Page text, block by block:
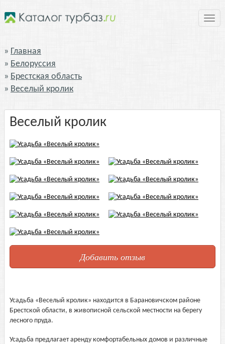
Главная
Белоруссия
Брестская область
Веселый кролик
Веселый кролик
Добавить отзыв
Усадьба «Веселый кролик» находится в Барановичском районе
Брестской области, в живописной сельской местности на берегу
лесного пруда.
Усадьба предлагает аренду комфортабельных домов и различные